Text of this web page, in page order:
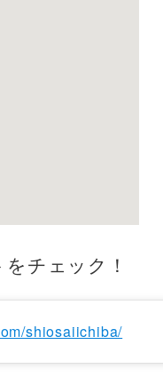
チェック！
shiosaiichiba/